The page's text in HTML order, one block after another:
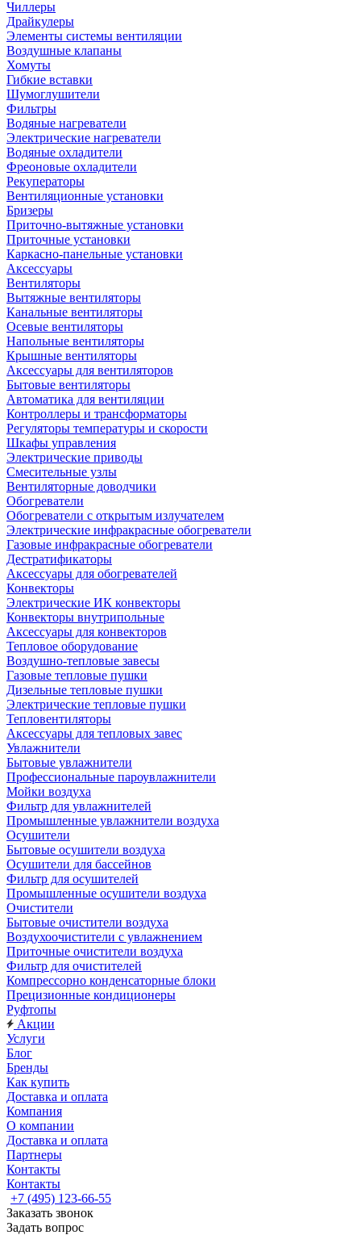
Чиллеры
Драйкулеры
Элементы системы вентиляции
Воздушные клапаны
Хомуты
Гибкие вставки
Шумоглушители
Фильтры
Водяные нагреватели
Электрические нагреватели
Водяные охладители
Фреоновые охладители
Рекуператоры
Вентиляционные установки
Бризеры
Приточно-вытяжные установки
Приточные установки
Каркасно-панельные установки
Аксессуары
Вентиляторы
Вытяжные вентиляторы
Канальные вентиляторы
Осевые вентиляторы
Напольные вентиляторы
Крышные вентиляторы
Аксессуары для вентиляторов
Бытовые вентиляторы
Автоматика для вентиляции
Контроллеры и трансформаторы
Регуляторы температуры и скорости
Шкафы управления
Электрические приводы
Смесительные узлы
Вентиляторные доводчики
Обогреватели
Обогреватели с открытым излучателем
Электрические инфракрасные обогреватели
Газовые инфракрасные обогреватели
Дестратификаторы
Аксессуары для обогревателей
Конвекторы
Электрические ИК конвекторы
Конвекторы внутрипольные
Аксессуары для конвекторов
Тепловое оборудование
Воздушно-тепловые завесы
Газовые тепловые пушки
Дизельные тепловые пушки
Электрические тепловые пушки
Тепловентиляторы
Аксессуары для тепловых завес
Увлажнители
Бытовые увлажнители
Профессиональные пароувлажнители
Мойки воздуха
Фильтр для увлажнителей
Промышленные увлажнители воздуха
Осушители
Бытовые осушители воздуха
Осушители для бассейнов
Фильтр для осушителей
Промышленные осушители воздуха
Очистители
Бытовые очистители воздуха
Воздухоочистители с увлажнением
Приточные очистители воздуха
Фильтр для очистителей
Компрессорно конденсаторные блоки
Прецизионные кондиционеры
Руфтопы
Акции
Услуги
Блог
Бренды
Как купить
Доставка и оплата
Компания
О компании
Доставка и оплата
Партнеры
Контакты
Контакты
+7 (495) 123-66-55
Заказать звонок
Задать вопрос